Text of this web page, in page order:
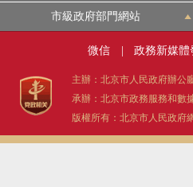
市級政府部門網站
微信 政務新媒體
主辦：北京市人民政府辦公
承辦：北京市政務服務和數
版權所有：北京市人民政府